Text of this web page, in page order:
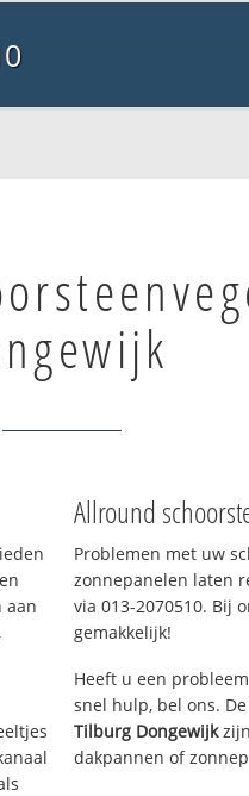
aan
Allround
Problemen met uw
zonnepanelen laten
via 013-2070510. Bij
gemakkelijk!
Heeft u een
snel hulp, bel ons.
Tilburg Dongewijk
dakpannen of